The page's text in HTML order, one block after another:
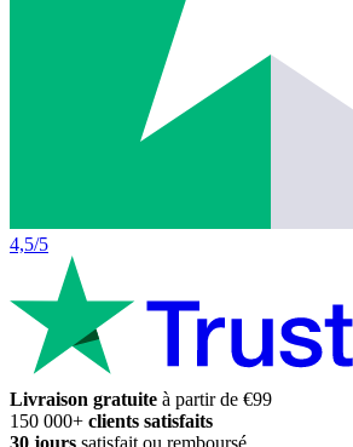
4,5/5
Livraison gratuite à partir de €99
150 000+ clients satisfaits